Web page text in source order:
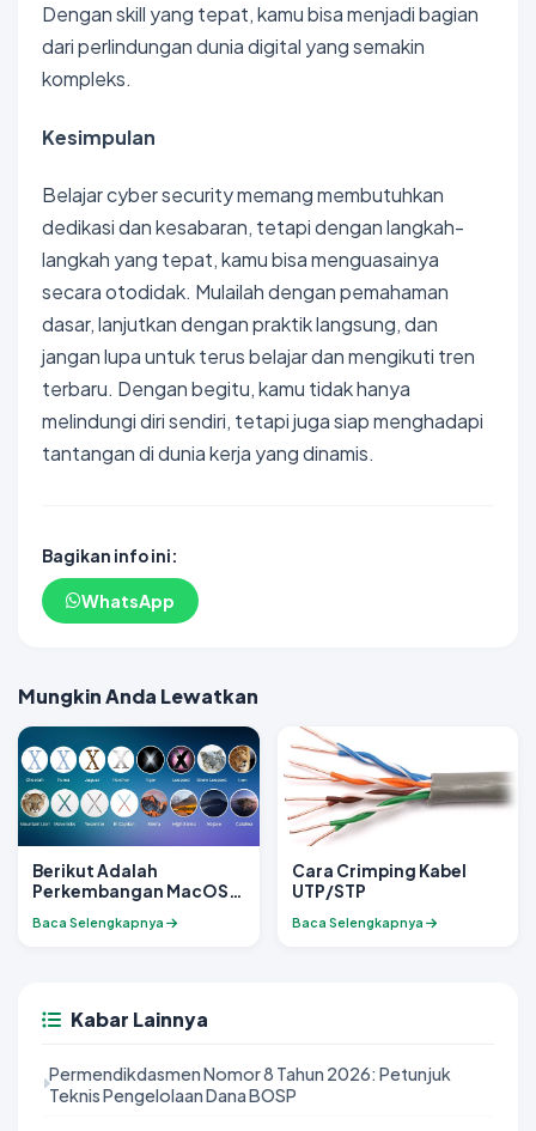
Dengan skill yang tepat, kamu bisa menjadi bagian
dari perlindungan dunia digital yang semakin
kompleks.
Kesimpulan
Belajar cyber security memang membutuhkan
dedikasi dan kesabaran, tetapi dengan langkah-
langkah yang tepat, kamu bisa menguasainya
secara otodidak. Mulailah dengan pemahaman
dasar, lanjutkan dengan praktik langsung, dan
jangan lupa untuk terus belajar dan mengikuti tren
terbaru. Dengan begitu, kamu tidak hanya
melindungi diri sendiri, tetapi juga siap menghadapi
tantangan di dunia kerja yang dinamis.
Bagikan info ini:
WhatsApp
Mungkin Anda Lewatkan
Berikut Adalah
Perkembangan MacOS
Baca Selengkapnya
Cara Crimping Kabel
UTP/STP
Baca Selengkapnya
Kabar Lainnya
Permendikdasmen Nomor 8 Tahun 2026: Petunjuk
Teknis Pengelolaan Dana BOSP